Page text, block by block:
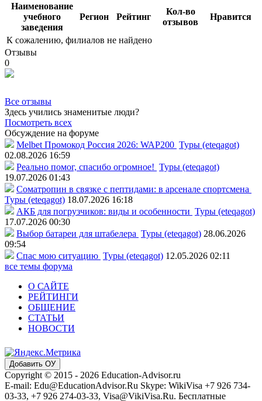
Наименование
учебного
заведения
Регион Рейтинг
Кол-во
отзывов
Нравится
К сожалению, филиалов не найдено
Отзывы
0
Все отзывы
Здесь учились знаменитые люди?
Посмотреть всех
Обсуждение на форуме
Melbet Промокод Россия 2026: WAP200 Туры (eteqagot)
02.08.2026 16:59
Реально помог, спасибо огромное! Туры (eteqagot)
19.07.2026 01:43
Соматропин в связке с пептидами: в арсенале спортсмена
Туры (eteqagot) 18.07.2026 16:18
АКБ для погрузчиков: виды и особенности Туры (eteqagot)
17.07.2026 00:30
Выбор батареи для штабелера Туры (eteqagot) 28.06.2026
09:54
Спас мою ситуацию Туры (eteqagot) 12.05.2026 02:11
все темы форума
О САЙТЕ
РЕЙТИНГИ
ОБЩЕНИЕ
СТАТЬИ
НОВОСТИ
Добавить ОУ
Copyright © 2015 - 2026 Education-Advisor.ru
E-mail: Edu@EducationAdvisor.Ru Skype: WikiVisa +7 926 734-
03-33, +7 926 274-03-33, Visa@VikiVisa.Ru. Бесплатные